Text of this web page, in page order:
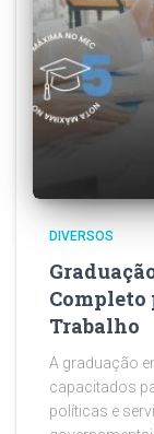
DIVERSOS
Completo
Trabalho
A graduação
capacitados
políticas e